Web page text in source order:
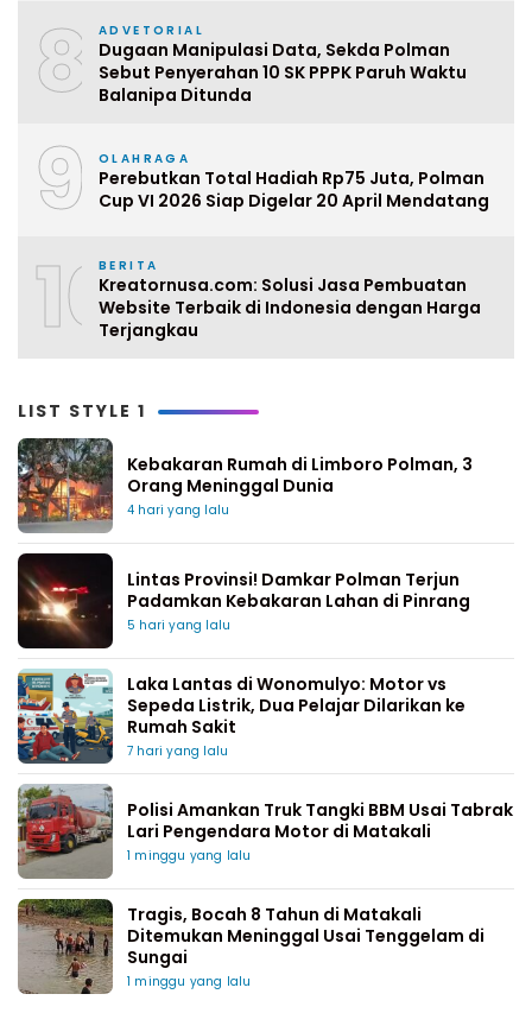
8 ADVETORIAL
Dugaan Manipulasi Data, Sekda Polman
Sebut Penyerahan 10 SK PPPK Paruh Waktu
Balanipa Ditunda
9 OLAHRAGA
Perebutkan Total Hadiah Rp75 Juta, Polman
Cup VI 2026 Siap Digelar 20 April Mendatang
10BERITA
Kreatornusa.com: Solusi Jasa Pembuatan
Website Terbaik di Indonesia dengan Harga
Terjangkau
LIST STYLE 1
Kebakaran Rumah di Limboro Polman, 3
Orang Meninggal Dunia
4 hari yang lalu
Lintas Provinsi! Damkar Polman Terjun
Padamkan Kebakaran Lahan di Pinrang
5 hari yang lalu
Laka Lantas di Wonomulyo: Motor vs
Sepeda Listrik, Dua Pelajar Dilarikan ke
Rumah Sakit
7 hari yang lalu
Polisi Amankan Truk Tangki BBM Usai Tabrak
Lari Pengendara Motor di Matakali
1 minggu yang lalu
Tragis, Bocah 8 Tahun di Matakali
Ditemukan Meninggal Usai Tenggelam di
Sungai
1 minggu yang lalu